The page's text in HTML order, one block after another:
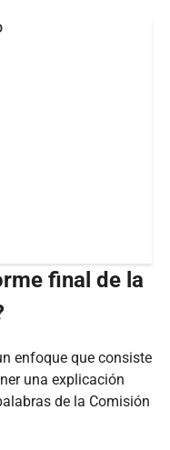
final de la
enfoque que consiste
una explicación
de la Comisión